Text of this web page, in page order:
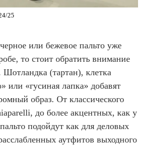
25
или бежевое пальто уже
то стоит обратить внимание
Шотландка (тартан), клетка
или «гусиная лапка» добавят
образ. От классического
до более акцентных, как у
подойдут как для деловых
аутфитов выходного